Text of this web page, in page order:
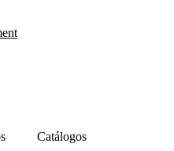
Catálogos